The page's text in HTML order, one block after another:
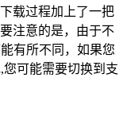
载过程加上了一把
注意的是，由于不
有所不同，如果您
您可能需要切换到支